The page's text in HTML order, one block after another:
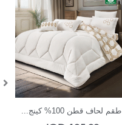
In Stock
طقم لحاف قطن 100% كينج...